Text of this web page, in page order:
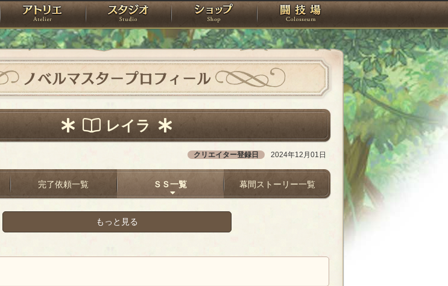
ローレット アトリエ スタジオ ショップ 闘技場
ノベルマスタープロフィール
レイラ
クリエイター登録日 2024年12月01日
完了依頼一覧 ＳＳ一覧 幕間ストーリー一覧
もっと見る